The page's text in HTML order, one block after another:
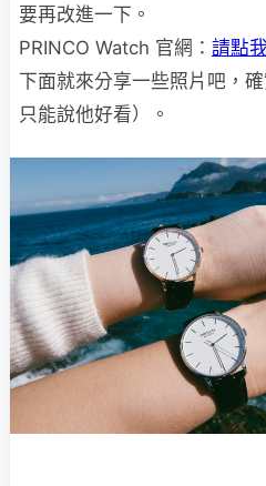
要再改進一下。
PRINCO Watch 官網： 請點
下面就來分享一些照片吧，
只能說他好看）。